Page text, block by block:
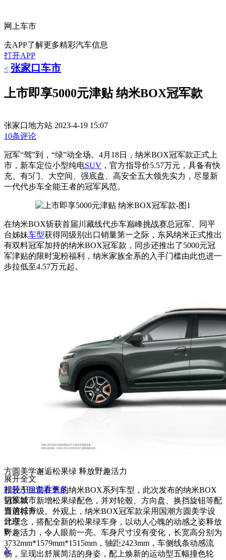
网上车市
去APP了解更多精彩汽车信息
打开APP
< 张家口车市
上市即享5000元津贴 纳米BOX冠军款
张家口地方站 2023-4-19 15:07
10条评论
冠军“驾”到，“绿”动全场。4月18日，纳米BOX冠军款正式上
市，新车定位小型纯电SUV ，官方指导价5.57万元，具备有快
充、有5门、大空间、强底盘、高安全五大领先实力，尽显新
一代代步车全能王者的冠军风范。
在纳米BOX斩获首届川藏线代步车巅峰挑战赛总冠军、同平
台姊妹车型获得同级别出口销量第一之际，东风纳米正式推出
有双料冠军加持的纳米BOX冠军款，同步还推出了5000元冠
军津贴的限时宠粉福利，纳米家族全系的入手门槛由此也进一
步拉低至4.57万元起。
方圆美学邂逅松果绿 释放野趣活力
相较于目前在售的纳米BOX系列车型，此次发布的纳米BOX
冠军款，新增松果绿配色，并对轮毂、方向盘、换挡旋钮等配
置进行升级。外观上，纳米BOX冠军款采用国潮方圆美学设
计理念，搭配全新的松果绿车身，以动人心魄的动感之姿释放
野趣活力，令人眼前一亮。车身尺寸没有变化，长宽高分别为
3732mm*1579mm*1515mm，轴距2423mm，车侧线条动感流
畅，呈现出舒展简洁的身姿，配上焕新的运动型五幅撞色轮
展开全文
打开APP查看更多
切换城市
当前城市
北京
B
X